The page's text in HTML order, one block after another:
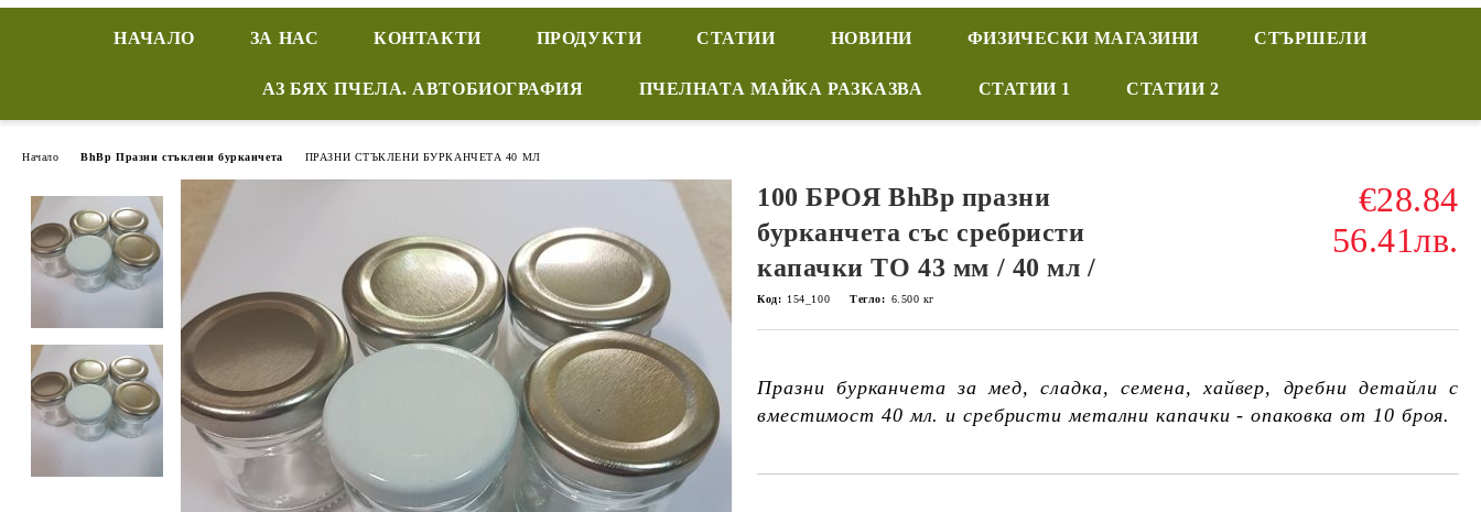
НАЧАЛО ЗА НАС КОНТАКТИ ПРОДУКТИ СТАТИИ НОВИНИ ФИЗИЧЕСКИ МАГАЗИНИ СТЪРШЕЛИ
АЗ БЯХ ПЧЕЛА. АВТОБИОГРАФИЯ ПЧЕЛНАТА МАЙКА РАЗКАЗВА СТАТИИ 1 СТАТИИ 2
Начало BhBp Празни стъклени бурканчета ПРАЗНИ СТЪКЛЕНИ БУРКАНЧЕТА 40 МЛ
100 БРОЯ BhBp празни
бурканчета със сребристи
капачки ТО 43 мм / 40 мл /
€28.84
56.41лв.
Код: 154_100 Тегло: 6.500 кг
Празни бурканчета за мед, сладка, семена, хайвер, дребни детайли с
вместимост 40 мл. и сребристи метални капачки - опаковка от 10 броя.